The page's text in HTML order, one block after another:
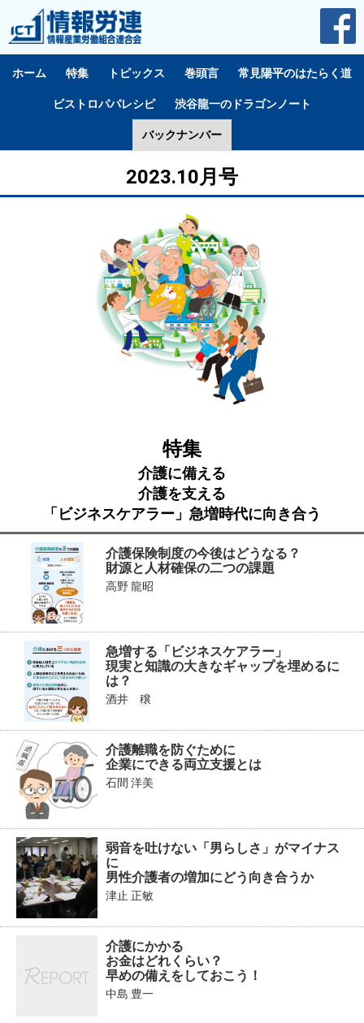
ホーム 特集 トピックス 巻頭言 常見陽平のはたらく道
ビストロパパレシピ 渋谷龍一のドラゴンノート
バックナンバー
2023.10月号
特集
介護に備える
介護を支える
「ビジネスケアラー」急増時代に向き合う
介護保険制度の今後はどうなる？
財源と人材確保の二つの課題
高野 龍昭
急増する「ビジネスケアラー」
現実と知識の大きなギャップを埋めるに
は？
酒井 穣
介護離職を防ぐために
企業にできる両立支援とは
石間 洋美
弱音を吐けない「男らしさ」がマイナス
に
男性介護者の増加にどう向き合うか
津止 正敏
介護にかかる
お金はどれくらい？
早めの備えをしておこう！
中島 豊一